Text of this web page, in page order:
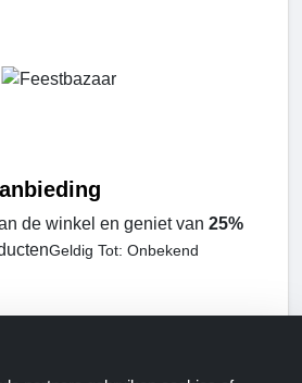
de winkel en geniet van 25%
Geldig Tot: Onbekend